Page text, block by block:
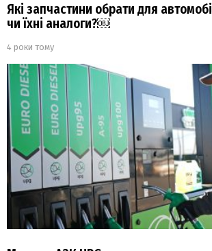
Які запчастини обрати для
чи їхні аналоги?￼
4 роки тому